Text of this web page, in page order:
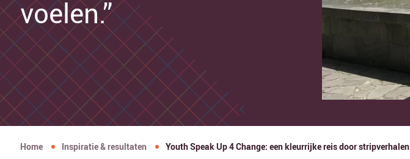
voelen.”
Home Inspiratie & resultaten Youth Speak Up 4 Change: een kleurrijke reis door stripverhalen